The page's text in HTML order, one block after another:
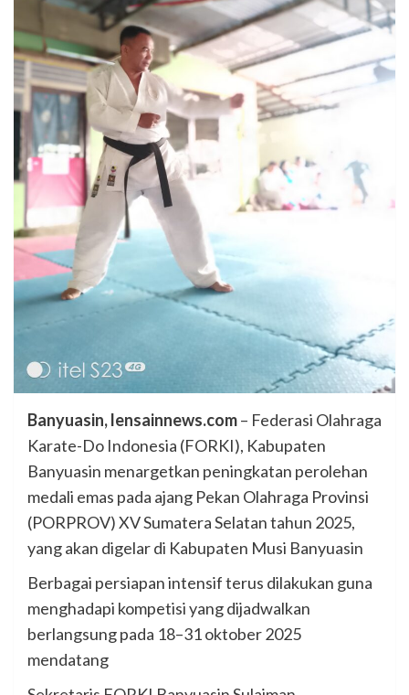
Banyuasin, lensainnews.com– Federasi Olahraga
Karate-Do Indonesia (FORKI), Kabupaten
Banyuasin menargetkan peningkatan perolehan
medali emas pada ajang Pekan Olahraga Provinsi
(PORPROV) XV Sumatera Selatan tahun 2025,
yang akan digelar di Kabupaten Musi Banyuasin
Berbagai persiapan intensif terus dilakukan guna
menghadapi kompetisi yang dijadwalkan
berlangsung pada 18–31 oktober 2025
mendatang